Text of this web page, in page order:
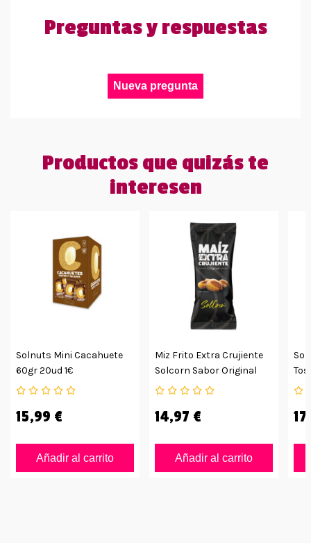
Preguntas y respuestas
Nueva pregunta
Productos que quizás te
interesen
Solnuts Mini Cacahuete
60gr 20ud 1€
15,99 €
Añadir al carrito
Miz Frito Extra Crujiente
Solcorn Sabor Original
36ud
14,97 €
Añadir al carrito
De